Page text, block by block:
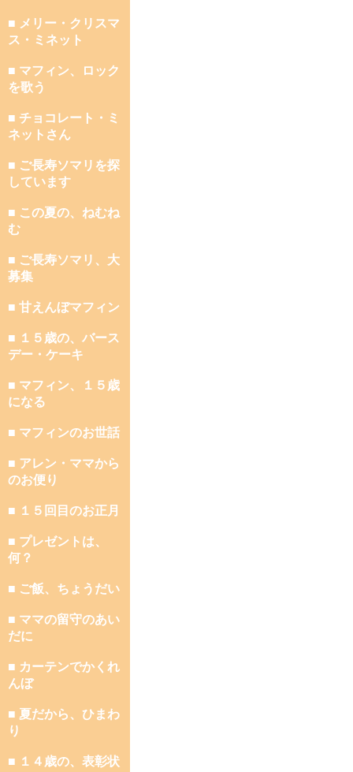
■ メリー・クリスマ
ス・ミネット
■ マフィン、ロック
を歌う
■ チョコレート・ミ
ネットさん
■ ご長寿ソマリを探
しています
■ この夏の、ねむね
む
■ ご長寿ソマリ、大
募集
■ 甘えんぼマフィン
■ １５歳の、バース
デー・ケーキ
■ マフィン、１５歳
になる
■ マフィンのお世話
■ アレン・ママから
のお便り
■ １５回目のお正月
■ プレゼントは、
何？
■ ご飯、ちょうだい
■ ママの留守のあい
だに
■ カーテンでかくれ
んぼ
■ 夏だから、ひまわ
り
■ １４歳の、表彰状